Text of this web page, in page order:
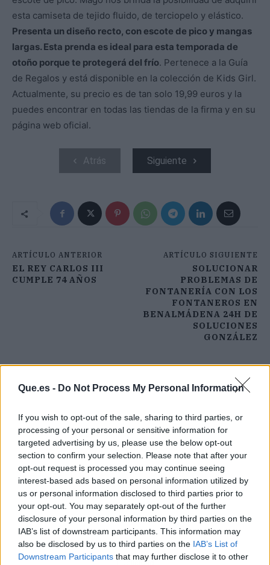
Que.es - Do Not Process My Personal Information
If you wish to opt-out of the sale, sharing to third parties, or
processing of your personal or sensitive information for
targeted advertising by us, please use the below opt-out
section to confirm your selection. Please note that after your
opt-out request is processed you may continue seeing
interest-based ads based on personal information utilized by
us or personal information disclosed to third parties prior to
your opt-out. You may separately opt-out of the further
disclosure of your personal information by third parties on the
IAB’s list of downstream participants. This information may
also be disclosed by us to third parties on the IAB’s List of
Downstream Participants that may further disclose it to other
esta camiseta de tejido fluido, de terciopelo y elástico.
Presenta un diseño recto, con escote de pico y mangas
largas. Esta prenda es ideal para esta temporada de
otoño porque te protegerá del frío. Pertenece a la Guía
de Regalos y está disponible en la colección de Kids Girl.
Actualmente, su precio es de tan solo 19,99 euros y la
puedes encontrar en todas las tiendas de la firma y en su
página web oficial.
Atrás Siguiente
ARTÍCULO ANTERIOR
EL REY CARLOS III
CUMPLE 74 AÑOS
ARTÍCULO SIGUIENTE
SOLUCIONAR
PROBLEMAS DE
FONTANERÍA CON LOS
FONTANEROS EN
BENALMÁDENA 24H DE
SOLUCIONES
GONZÁLEZ
Publicidad